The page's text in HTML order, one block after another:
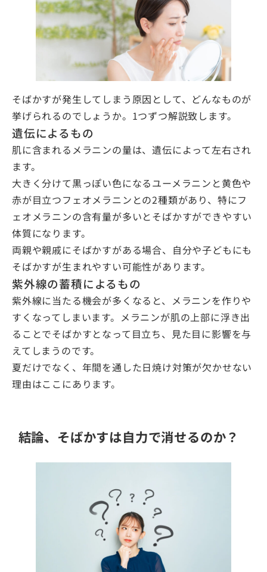
そばかすが発生してしまう原因として、どんなものが
挙げられるのでしょうか。1つずつ解説致します。
遺伝によるもの
肌に含まれるメラニンの量は、遺伝によって左右され
ます。
大きく分けて黒っぽい色になるユーメラニンと黄色や
赤が目立つフェオメラニンとの2種類があり、特にフ
ェオメラニンの含有量が多いとそばかすができやすい
体質になります。
両親や親戚にそばかすがある場合、自分や子どもにも
そばかすが生まれやすい可能性があります。
紫外線の蓄積によるもの
紫外線に当たる機会が多くなると、メラニンを作りや
すくなってしまいます。メラニンが肌の上部に浮き出
ることでそばかすとなって目立ち、見た目に影響を与
えてしまうのです。
夏だけでなく、年間を通した日焼け対策が欠かせない
理由はここにあります。
結論、そばかすは自力で消せるのか？